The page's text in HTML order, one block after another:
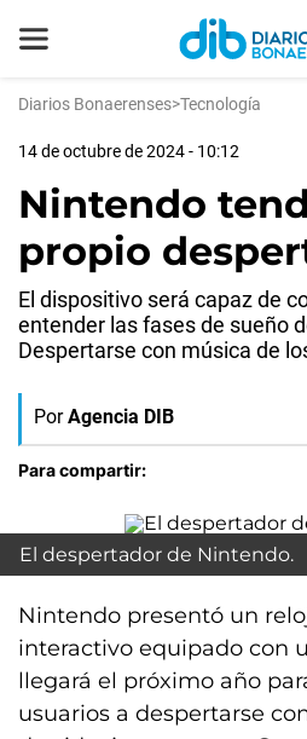
Diarios Bonaerenses>Tecnología
14 de octubre de 2024 - 10:12
Nintendo
propio
El dispositivo será capaz de
entender las fases de sueño
Despertarse con música de
Por Agencia DIB
Para compartir:
El despertador de Nintendo.
Nintendo presentó un
interactivo equipado con
llegará el próximo año
usuarios a despertarse